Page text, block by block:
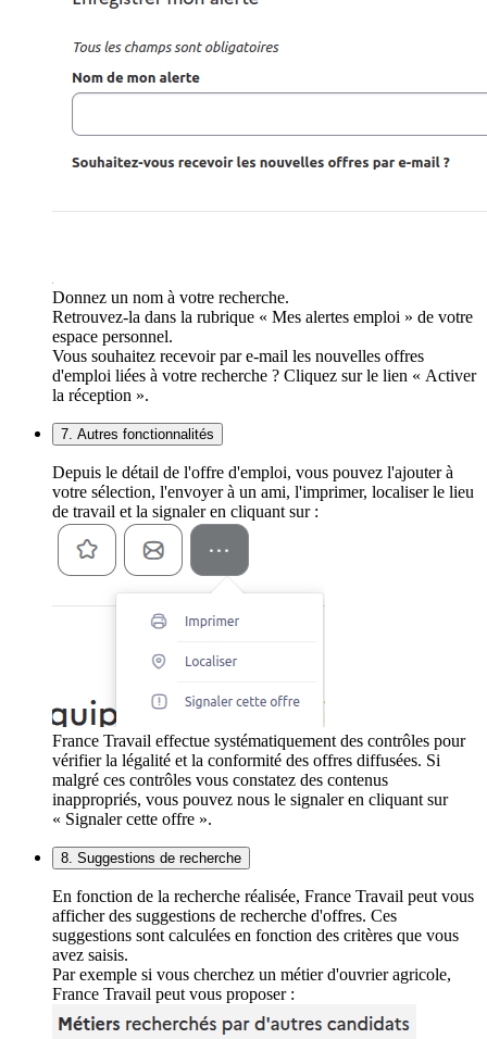
Donnez un nom à votre recherche.
Retrouvez-la dans la rubrique « Mes alertes emploi » de votre
espace personnel.
Vous souhaitez recevoir par e-mail les nouvelles offres
d'emploi liées à votre recherche ? Cliquez sur le lien « Activer
la réception ».
7. Autres fonctionnalités
Depuis le détail de l'offre d'emploi, vous pouvez l'ajouter à
votre sélection, l'envoyer à un ami, l'imprimer, localiser le lieu
de travail et la signaler en cliquant sur :
France Travail effectue systématiquement des contrôles pour
vérifier la légalité et la conformité des offres diffusées. Si
malgré ces contrôles vous constatez des contenus
inappropriés, vous pouvez nous le signaler en cliquant sur
« Signaler cette offre ».
8. Suggestions de recherche
En fonction de la recherche réalisée, France Travail peut vous
afficher des suggestions de recherche d'offres. Ces
suggestions sont calculées en fonction des critères que vous
avez saisis.
Par exemple si vous cherchez un métier d'ouvrier agricole,
France Travail peut vous proposer :